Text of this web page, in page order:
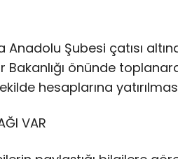
Şubesi çatısı
önünde
hesaplarına
VAR